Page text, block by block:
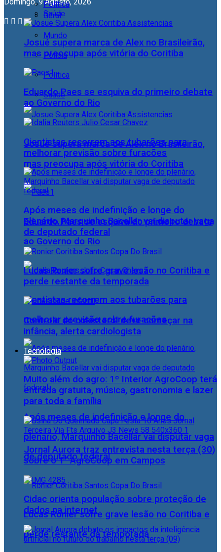
Geral
Mundo
Polícia
Política
Saúde
Josué supera marca de Alex no Brasileirão,
mas preocupa após vitória do Coritiba
Eduardo Paes se esquiva do primeiro debate
ao Governo do Rio
Cientistas recorrem aos tubarões para
melhorar previsão sobre furacões
Após meses de indefinição e longe do
plenário, Marquinho Bacellar vai disputar vaga
de deputado federal
Lucas Ronier sofre grave lesão no Coritiba e
perde restante da temporada
Política
Saúde
Josué supera marca de Alex no Brasileirão,
mas preocupa após vitória do Coritiba
Eduardo Paes se esquiva do primeiro debate
ao Governo do Rio
Cientistas recorrem aos tubarões para
melhorar previsão sobre furacões
Após meses de indefinição e longe do
plenário, Marquinho Bacellar vai disputar vaga
de deputado federal
Lucas Ronier sofre grave lesão no Coritiba e
perde restante da temporada
Controle do colesterol deve começar na
infância, alerta cardiologista
Tecnologia
Muito além do agro: 1º Interior AgroCoop terá
entrada gratuita, música, gastronomia e lazer
para toda a família
Jornal Aurora traz entrevista nesta terça (30)
sobre o 1° AgroCoop em Campos
Cidac orienta população sobre proteção de
dados na internet